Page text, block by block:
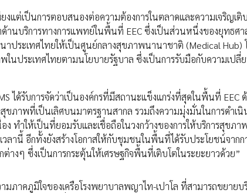
งแต่เป็นการตอบสนองต่อความต้องการในตลาดและความเจริญเติ
านบริการทางการแพทย์ในพื้นที่ EEC ซึ่งเป็นส่วนหนึ่งของยุทธศา
ประเทศไทยให้เป็นศูนย์กลางสุขภาพนานาชาติ (Medical Hub)
พในประเทศไทยตามนโยบายรัฐบาล ซึ่งเป็นการรับมือกับความเ
ได้รับการจัดว่าเป็นองค์กรที่มีสถานะแข็งแกร่งที่สุดในพื้นที่
ขภาพที่เป็นเลิศบนมาตรฐานสากล รวมถึงความมุ่งมั่นในการดำเ
ทำให้เป็นที่ยอมรับและเชื่อถือในวงกว้างของการให้บริการสุขภ
วลานี้ อีกทั้งยังสร้างโอกาสให้กับชุมชนในพื้นที่ได้รับประโยชน์จา
างๆ ซึ่งเป็นการกระตุ้นให้เศรษฐกิจพื้นที่เติบโตในระยะยาวด้วย”
ภาคภูมิใจของเครือโรงพยาบาลพญาไท-เปาโล ที่สามารถขยายบ